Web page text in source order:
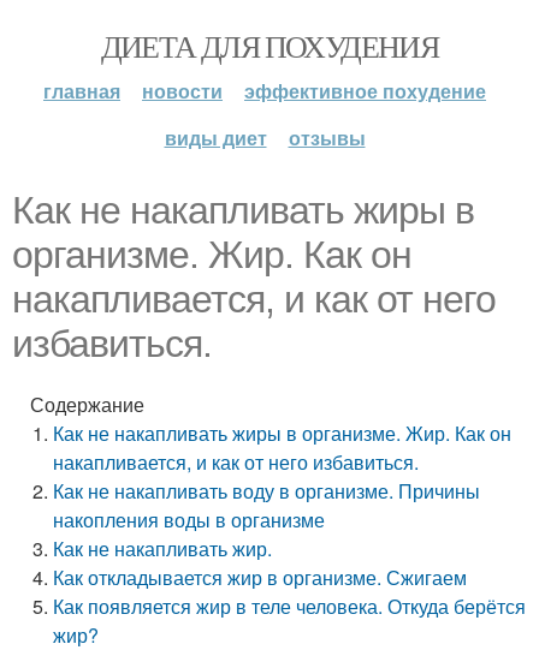
ДИЕТА ДЛЯ ПОХУДЕНИЯ
главная новости
эффективное похудение
виды диет
отзывы
Как не накапливать жиры в
организме. Жир. Как он
накапливается, и как от него
избавиться.
Содержание
Как не накапливать жиры в организме. Жир. Как он
накапливается, и как от него избавиться.
Как не накапливать воду в организме. Причины
накопления воды в организме
Как не накапливать жир.
Как откладывается жир в организме. Сжигаем
Как появляется жир в теле человека. Откуда берётся
жир?